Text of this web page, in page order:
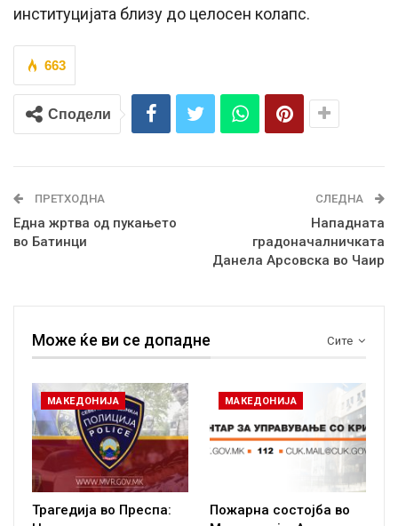
институцијата близу до целосен колапс.
663
Сподели
ПРЕТХОДНА
Една жртва од пукањето
во Батинци
СЛЕДНА
Нападната
градоначалничката
Данела Арсовска во Чаир
Сите
Може ќе ви се допадне
МАКЕДОНИЈА
Трагедија во Преспа:
МАКЕДОНИЈА
Пожарна состојба во